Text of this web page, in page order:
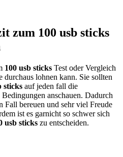
zum 100 usb sticks
100 usb sticks Test oder Vergleich
durchaus lohnen kann. Sie sollten
sticks auf jeden fall die
anschauen. Dadurch
Fall bereuen und sehr viel Freude
ist es garnicht so schwer sich
usb sticks zu entscheiden.